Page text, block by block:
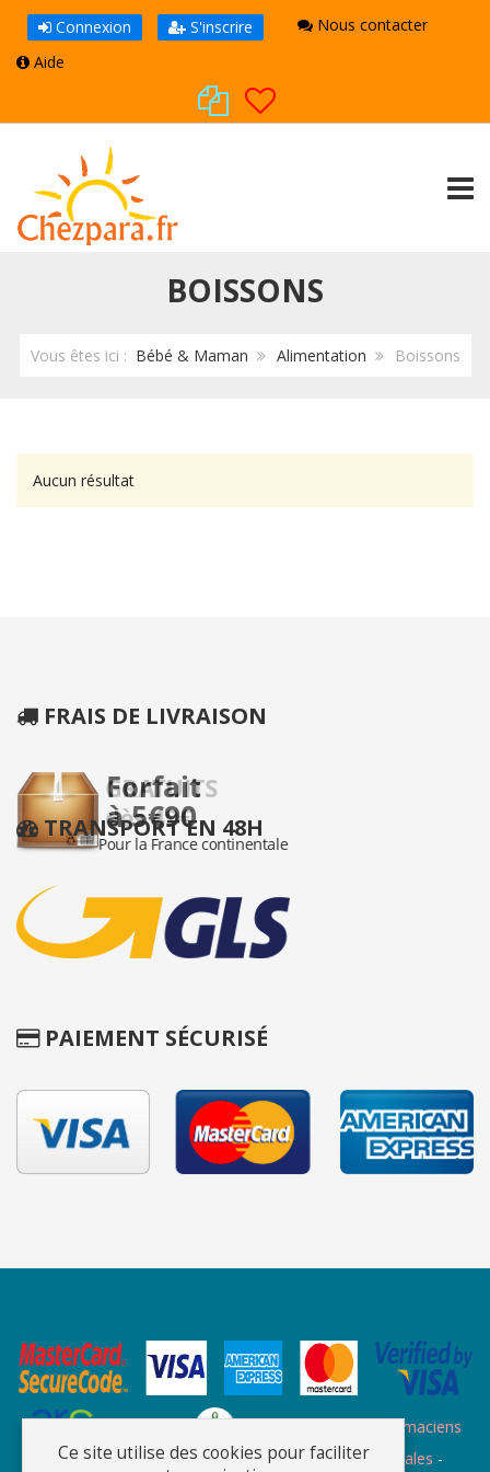
Connexion S'inscrire
Nous contacter
Aide
BOISSONS
Vous êtes ici : Bébé & Maman Alimentation Boissons
Aucun résultat
FRAIS DE LIVRAISON
TRANSPORT EN 48H
PAIEMENT SÉCURISÉ
Site de l'ordre des pharmaciens
Plan du site-Qui sommes nous-Informations légales -
Ce site utilise des cookies pour faciliter